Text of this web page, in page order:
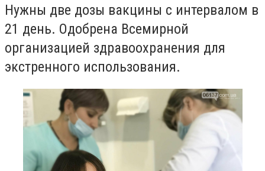
Нужны две дозы вакцины с интервалом в
21 день. Одобрена Всемирной
организацией здравоохранения для
экстренного использования.